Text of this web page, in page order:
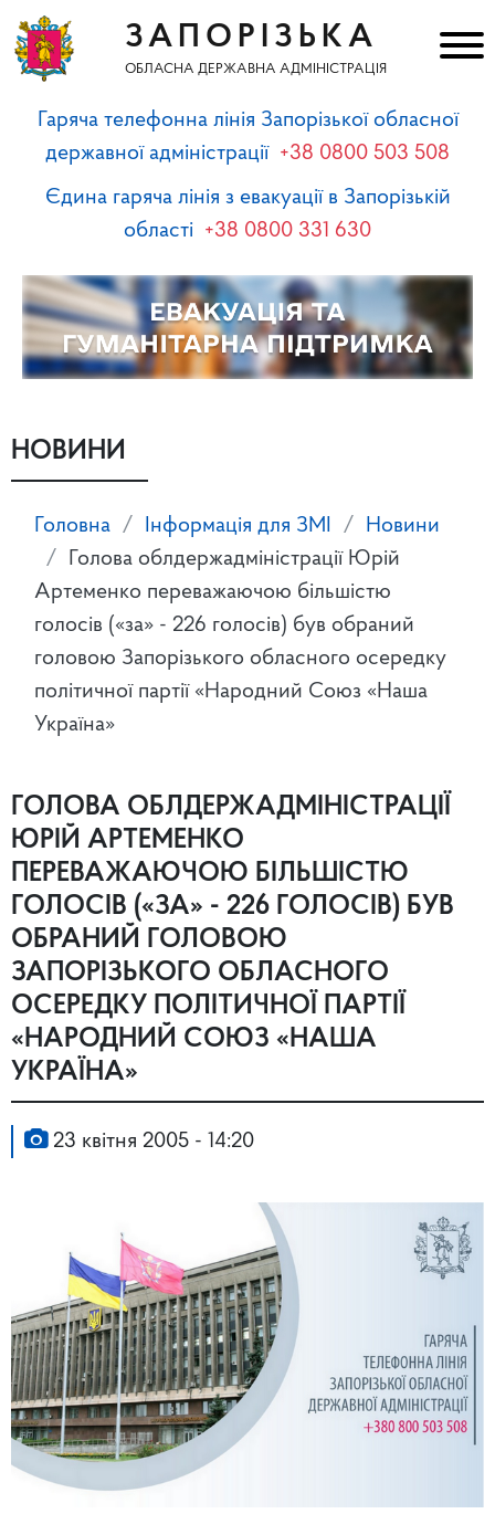
ЗАПОРІЗЬКА
ОБЛАСНА ДЕРЖАВНА АДМІНІСТРАЦІЯ
Гаряча телефонна лінія Запорізької обласної
державної адміністрації +38 0800 503 508
Єдина гаряча лінія з евакуації в Запорізькій
області +38 0800 331 630
НОВИНИ
Головна Інформація для ЗМІ
Новини
Голова облдержадміністрації Юрій
Артеменко переважаючою більшістю
голосів («за» - 226 голосів) був обраний
головою Запорізького обласного осередку
політичної партії «Народний Союз «Наша
Україна»
ГОЛОВА ОБЛДЕРЖАДМІНІСТРАЦІЇ
ЮРІЙ АРТЕМЕНКО
ПЕРЕВАЖАЮЧОЮ БІЛЬШІСТЮ
ГОЛОСІВ («ЗА» - 226 ГОЛОСІВ) БУВ
ОБРАНИЙ ГОЛОВОЮ
ЗАПОРІЗЬКОГО ОБЛАСНОГО
ОСЕРЕДКУ ПОЛІТИЧНОЇ ПАРТІЇ
«НАРОДНИЙ СОЮЗ «НАША
УКРАЇНА»
23 квітня 2005 - 14:20